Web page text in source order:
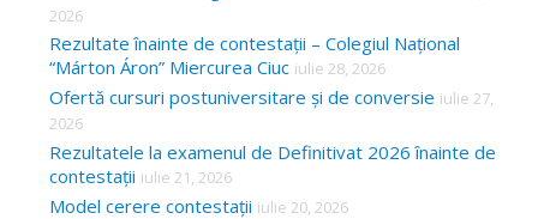
2026
Rezultate înainte de contestații – Colegiul Național
“Márton Áron” Miercurea Ciuc iulie 28, 2026
Ofertă cursuri postuniversitare și de conversie iulie 27,
2026
Rezultatele la examenul de Definitivat 2026 înainte de
contestații iulie 21, 2026
Model cerere contestații iulie 20, 2026